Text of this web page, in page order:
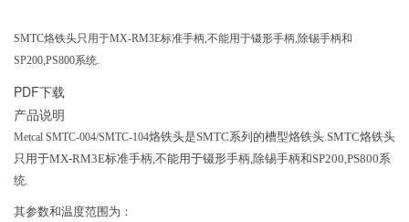
SMTC烙铁头只用于MX-RM3E标准手柄,不能用于镊形手柄,除锡手柄和
SP200,PS800系统.
PDF下载
产品说明
Metcal SMTC-004/SMTC-104烙铁头是SMTC系列的槽型烙铁头.SMTC烙铁头
只用于MX-RM3E标准手柄,不能用于镊形手柄,除锡手柄和SP200,PS800系
统.
其参数和温度范围为：